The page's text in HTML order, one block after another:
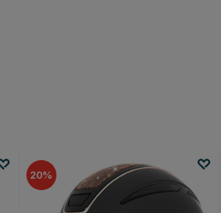
20
sich jederzeit abmelden.
Newsletter